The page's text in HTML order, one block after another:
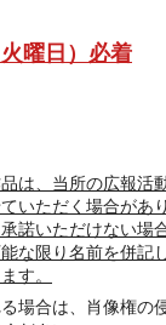
曜日）必着
は、当所の広報活
いただく場合があ
承諾いただけない場
な限り名前を併記し
す。
場合は、肖像権の